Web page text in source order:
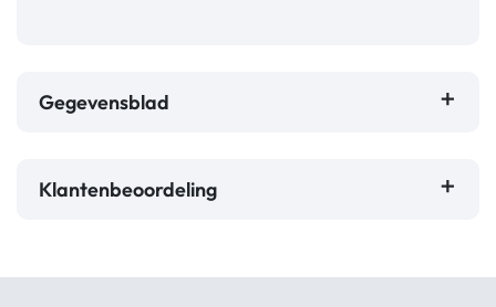
Gegevensblad
Klantenbeoordeling